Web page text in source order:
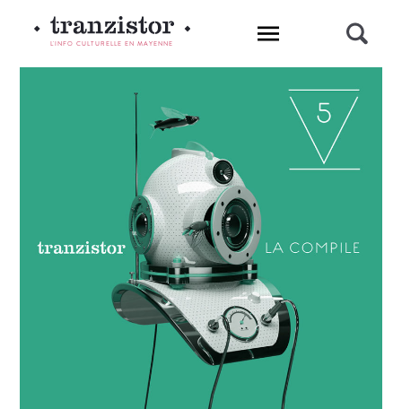
L'INFO CULTURELLE EN MAYENNE